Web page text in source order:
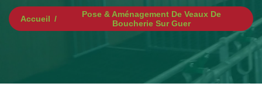
Accueil
Pose & Aménagement De Veaux De
Boucherie Sur Guer